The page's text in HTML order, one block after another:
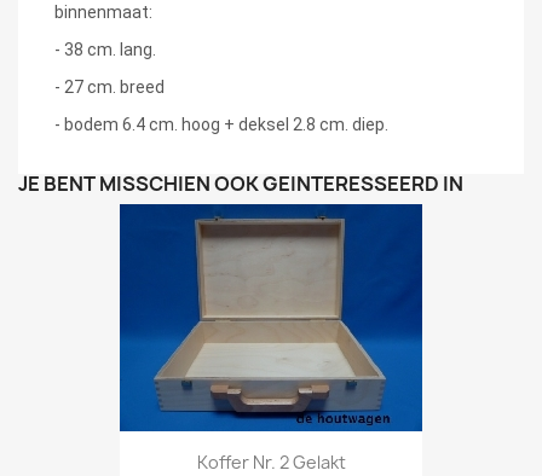
binnenmaat:
- 38 cm. lang.
- 27 cm. breed
- bodem 6.4 cm. hoog + deksel 2.8 cm. diep.
JE BENT MISSCHIEN OOK GEÏNTERESSEERD IN
Koffer Nr. 2 Gelakt